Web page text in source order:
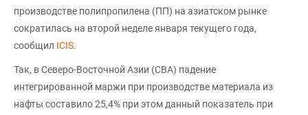
производстве полипропилена (ПП) на азиатском рынке
сократилась на второй неделе января текущего года,
сообщил ICIS.
Так, в Северо-Восточной Азии (СВА) падение
интегрированной маржи при производстве материала из
нафты составило 25,4% при этом данный показатель при